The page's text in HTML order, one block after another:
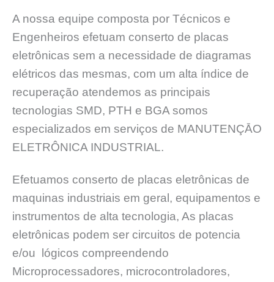
A nossa equipe composta por Técnicos e
Engenheiros efetuam conserto de placas
eletrônicas sem a necessidade de diagramas
elétricos das mesmas, com um alta índice de
recuperação atendemos as principais
tecnologias SMD, PTH e BGA somos
especializados em serviços de MANUTENÇĀO
ELETRÔNICA INDUSTRIAL.
Efetuamos conserto de placas eletrônicas de
maquinas industriais em geral, equipamentos e
instrumentos de alta tecnologia, As placas
eletrônicas podem ser circuitos de potencia
e/ou lógicos compreendendo
Microprocessadores, microcontroladores,